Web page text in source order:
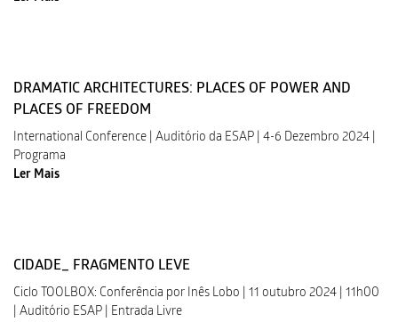
DRAMATIC ARCHITECTURES: PLACES OF POWER AND
PLACES OF FREEDOM
International Conference | Auditório da ESAP | 4-6 Dezembro 2024 |
Programa
Ler Mais
CIDADE_ FRAGMENTO LEVE
Ciclo TOOLBOX: Conferência por Inês Lobo | 11 outubro 2024 | 11h00
| Auditório ESAP | Entrada Livre